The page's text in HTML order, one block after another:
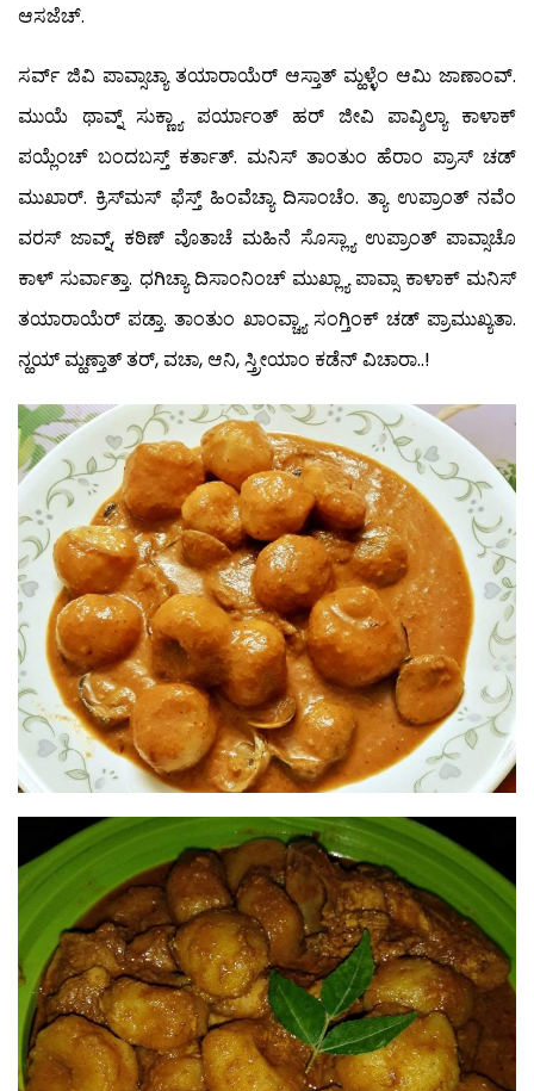
ಆಸಜೆಚ್.
ಸರ್ವ್ ಜಿವಿ ಪಾವ್ಸಾಚ್ಯಾ ತಯಾರಾಯೆರ್ ಆಸ್ತಾತ್ ಮ್ಹಳ್ಳೆಂ ಆಮಿ ಜಾಣಾಂವ್.
ಮುಯೆ ಥಾವ್ನ್ ಸುಕ್ಣ್ಯಾ ಪರ್ಯಾಂತ್ ಹರ್ ಜೀವಿ ಪಾವ್ಶಿಲ್ಯಾ ಕಾಳಾಕ್
ಪಯ್ಲೆಂಚ್ ಬಂದಬಸ್ತ್ ಕರ್ತಾತ್. ಮನಿಸ್ ತಾಂತುಂ ಹೆರಾಂ ಪ್ರಾಸ್ ಚಡ್
ಮುಖಾರ್. ಕ್ರಿಸ್‍ಮಸ್ ಫೆಸ್ತ್ ಹಿಂವೆಚ್ಯಾ ದಿಸಾಂಚೆಂ. ತ್ಯಾ ಉಪ್ರಾಂತ್ ನವೆಂ
ವರಸ್ ಜಾವ್ನ್, ಕಠಿಣ್ ವೊತಾಚೆ ಮಹಿನೆ ಸೊಸ್ಲ್ಯಾ ಉಪ್ರಾಂತ್ ಪಾವ್ಸಾಚೊ
ಕಾಳ್ ಸುರ್ವಾತ್ತಾ. ಧಗಿಚ್ಯಾ ದಿಸಾಂನಿಂಚ್ ಮುಖ್ಲ್ಯಾ ಪಾವ್ಸಾ ಕಾಳಾಕ್ ಮನಿಸ್
ತಯಾರಾಯೆರ್ ಪಡ್ತಾ. ತಾಂತುಂ ಖಾಂವ್ಚ್ಯಾ ಸಂಗ್ತಿಂಕ್ ಚಡ್ ಪ್ರಾಮುಖ್ಯತಾ.
ನ್ಹಯ್ ಮ್ಹಣ್ತಾತ್ ತರ್, ವಚಾ, ಆನಿ, ಸ್ತ್ರೀಯಾಂ ಕಡೆನ್ ವಿಚಾರಾ..!